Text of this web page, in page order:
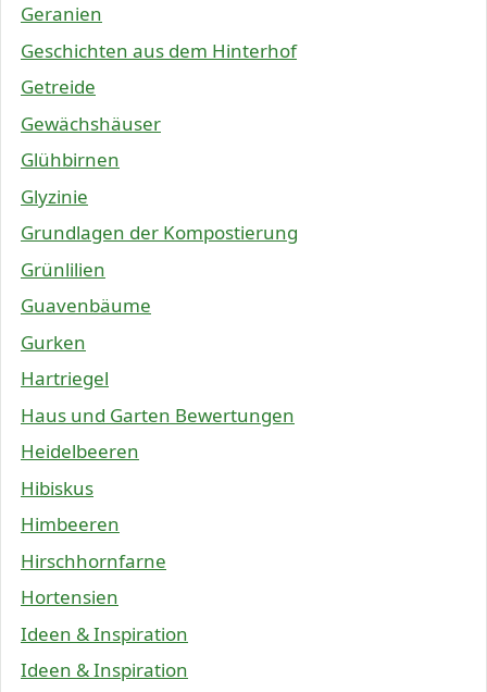
Geranien
Geschichten aus dem Hinterhof
Getreide
Gewächshäuser
Glühbirnen
Glyzinie
Grundlagen der Kompostierung
Grünlilien
Guavenbäume
Gurken
Hartriegel
Haus und Garten Bewertungen
Heidelbeeren
Hibiskus
Himbeeren
Hirschhornfarne
Hortensien
Ideen & Inspiration
Ideen & Inspiration